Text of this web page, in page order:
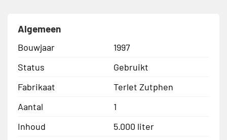
Algemeen
Bouwjaar
1997
Status
Gebruikt
Fabrikaat
Terlet Zutphen
Aantal
1
Inhoud
5.000 liter